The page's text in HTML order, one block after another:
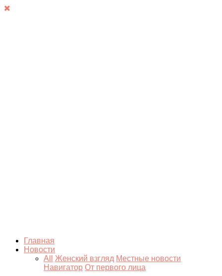
Главная
Новости
All
Женский взгляд Местные новости
Навигатор От первого лица